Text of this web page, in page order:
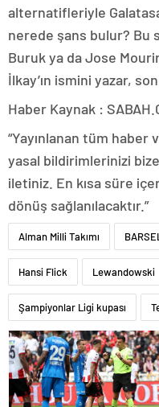
alternatifleriyle
nerede şans bulur? Bu
Buruk ya da Jose
İlkay’ın ismini yazar,
Haber Kaynak :
“Yayınlanan tüm
yasal bildirimlerinizi
iletiniz. En kısa süre
dönüş sağlanılacaktır.”
Alman Milli Takımı
Hansi Flick Lewandowski
Şampiyonlar Ligi kupası